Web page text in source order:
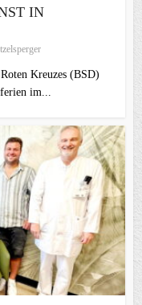
IN
Kreuzes (BSD)
im...